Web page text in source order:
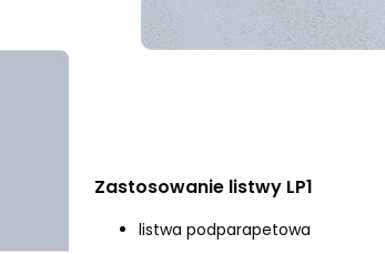
Zastosowanie listwy LP1
listwa podparapetowa